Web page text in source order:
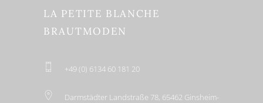
LA PETITE BLANCHE
BRAUTMODEN
+49 (0) 6134 60 181 20
Darmstädter Landstraße 78, 65462 Ginsheim-